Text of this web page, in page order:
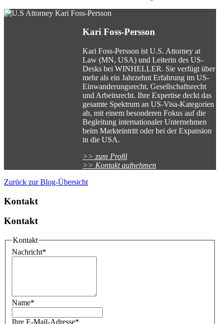
Kari Foss-Persson
Kari Foss-Persson ist U.S. Attorney at
Law (MN, USA) und Leiterin des US-
Desks bei WINHELLER. Sie verfügt über
mehr als ein Jahrzehnt Erfahrung im US-
Einwanderungsrecht, Gesellschaftsrecht
und Arbeitsrecht. Ihre Expertise deckt das
gesamte Spektrum an US-Visa-Kategorien
ab, mit einem besonderen Fokus auf die
Begleitung internationaler Unternehmen
beim Markteintritt oder bei der Expansion
in die USA.
>> zum Profil
>> Kontakt aufnehmen
Zurück zur Blog-Übersicht
Kontakt
Kontakt
Kontakt
Nachricht*
Name*
Ihre E-Mail-Adresse*